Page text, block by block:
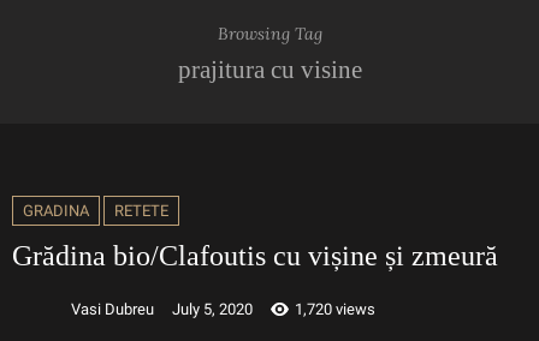
Browsing Tag
prajitura cu visine
GRADINA RETETE
Grădina bio/Clafoutis cu vișine și zmeură
Vasi Dubreu July 5, 2020 1,720 views